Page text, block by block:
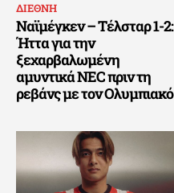
ΔΙΕΘΝΗ
Ναϊμέγκεν – Τέλσταρ 1-2:
Ήττα για την
ξεχαρβαλωμένη
αμυντικά NEC πριν τη
ρεβάνς με τον Ολυμπιακό